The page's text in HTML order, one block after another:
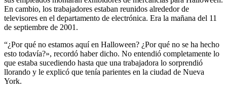
En cambio, los trabajadores estaban reunidos alrededor de
televisores en el departamento de electrónica. Era la mañana del 11
de septiembre de 2001.
“¿Por qué no estamos aquí en Halloween? ¿Por qué no se ha hecho
esto todavía?», recordó haber dicho. No entendió completamente lo
que estaba sucediendo hasta que una trabajadora lo sorprendió
llorando y le explicó que tenía parientes en la ciudad de Nueva
York.